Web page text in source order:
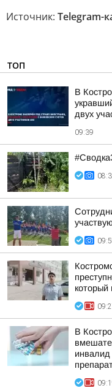
Источник:
ТОП
В
двух
09:39
В
инвалид